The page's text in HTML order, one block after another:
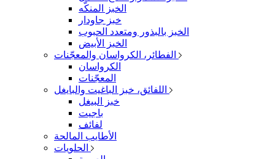
الخبز المنكّه
خبز جاودار
الخبز بالبذور ومتعدد الحبوب
الخبز الأبيض
الكرواسان
المعجّنات
خبز البيغل
باجيت
لفائف
الأطايب المالحة